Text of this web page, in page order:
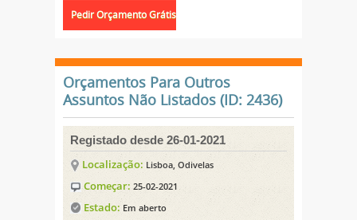
Orçamentos Para Outros
Assuntos Não Listados (ID: 2436)
Registado desde 26-01-2021
Localização: Lisboa, Odivelas
Começar: 25-02-2021
Estado: Em aberto